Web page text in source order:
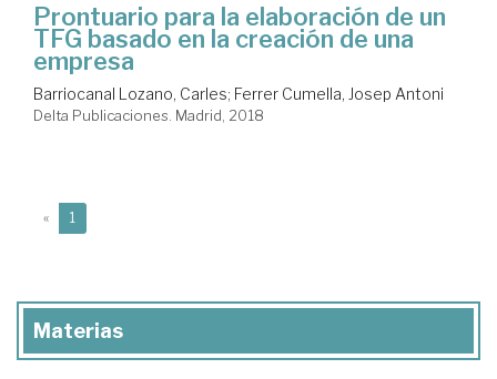
Prontuario para la elaboración de un
TFG basado en la creación de una
empresa
Barriocanal Lozano, Carles; Ferrer Cumella, Josep Antoni
Delta Publicaciones. Madrid, 2018
« 1
Materias